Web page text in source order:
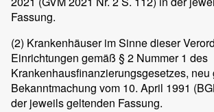
Fassung.
(2) Krankenhäuser im Sinne dieser
Einrichtungen gemäß § 2 Nummer 1 des
Krankenhausfinanzierungsgesetzes, neu
Bekanntmachung vom 10. April 1991
der jeweils geltenden Fassung.